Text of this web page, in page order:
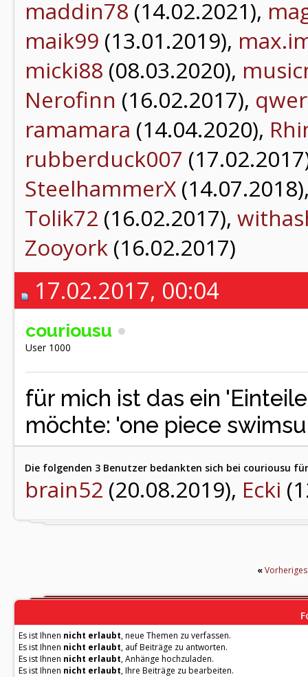
maddin78 (14.02.2021),
maik99 (13.01.2019),
micki88 (08.03.2020),
Nerofinn (16.02.2017),
ramamara (14.04.2020),
rubberduck007
SteelhammerX
Tolik72 (16.02.2017),
Zooyork (16.02.2017)
17.02.2017, 00:04
couriousu
User 1000
für mich ist das ein
möchte: 'one piece
Die folgenden 3 Benutzer bedankten sich bei couriousu
brain52 (20.08.2019), Ecki
«
Es ist Ihnen nicht erlaubt, neue Themen zu verfassen.
Es ist Ihnen nicht erlaubt, auf Beiträge zu antworten.
Es ist Ihnen nicht erlaubt, Anhänge hochzuladen.
Es ist Ihnen nicht erlaubt, Ihre Beiträge zu bearbeiten.